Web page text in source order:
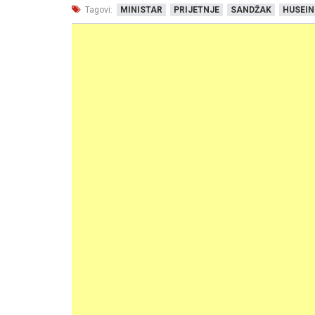
Tagovi: MINISTAR PRIJETNJE SANDŽAK